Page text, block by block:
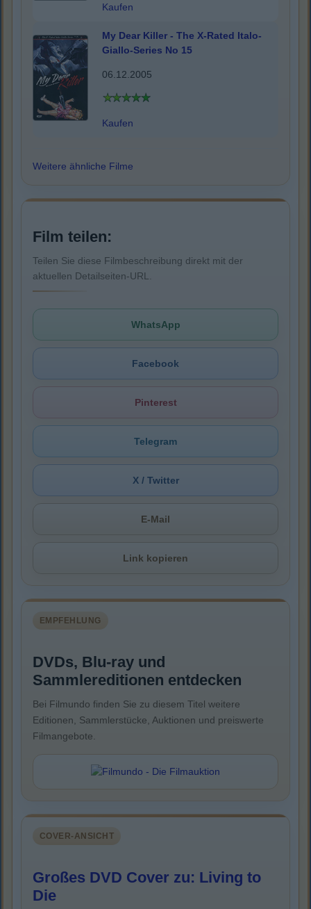
Kaufen
My Dear Killer - The X-Rated Italo-
Giallo-Series No 15
06.12.2005
Kaufen
Weitere ähnliche Filme
Film teilen:
Teilen Sie diese Filmbeschreibung direkt mit der
aktuellen Detailseiten-URL.
WhatsApp
Facebook
Pinterest
Telegram
X / Twitter
E-Mail
Link kopieren
EMPFEHLUNG
DVDs, Blu-ray und
Sammlereditionen entdecken
Bei Filmundo finden Sie zu diesem Titel weitere
Editionen, Sammlerstücke, Auktionen und preiswerte
Filmangebote.
COVER-ANSICHT
Großes DVD Cover zu: Living to
Die